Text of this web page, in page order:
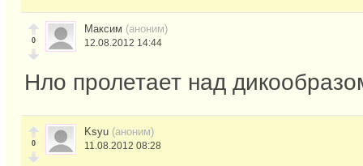
0
Максим (аноним)
12.08.2012 14:44
Нло пролетает над
0
Ksyu (аноним)
11.08.2012 08:28